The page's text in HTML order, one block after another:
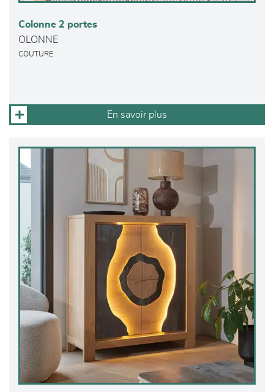
Colonne 2 portes
OLONNE
COUTURE
En savoir plus